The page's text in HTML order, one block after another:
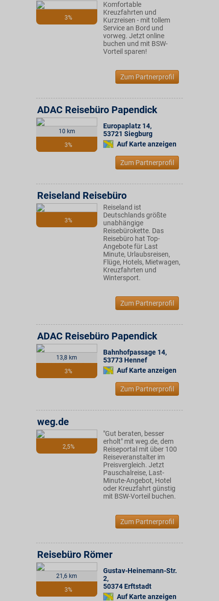
3%
Komfortable
Kreuzfahrten und
Kurzreisen - mit tollem
Service an Bord und
vorweg. Jetzt online
buchen und mit BSW-
Vorteil sparen!
Zum Partnerprofil
10 km
3%
ADAC Reisebüro Papendick
Europaplatz 14,
53721 Siegburg
Auf Karte anzeigen
Zum Partnerprofil
3%
Reiseland Reisebüro
Reiseland ist
Deutschlands größte
unabhängige
Reisebürokette. Das
Reisebüro hat Top-
Angebote für Last
Minute, Urlaubsreisen,
Flüge, Hotels, Mietwagen,
Kreuzfahrten und
Wintersport.
Zum Partnerprofil
13,8 km
3%
ADAC Reisebüro Papendick
Bahnhofpassage 14,
53773 Hennef
Auf Karte anzeigen
Zum Partnerprofil
2,5%
weg.de
"Gut beraten, besser
erholt" mit weg.de, dem
Reiseportal mit über 100
Reiseveranstalter im
Preisvergleich. Jetzt
Pauschalreise, Last-
Minute-Angebot, Hotel
oder Kreuzfahrt günstig
mit BSW-Vorteil buchen.
Zum Partnerprofil
21,6 km
3%
Reisebüro Römer
Gustav-Heinemann-Str.
2,
50374 Erftstadt
Auf Karte anzeigen